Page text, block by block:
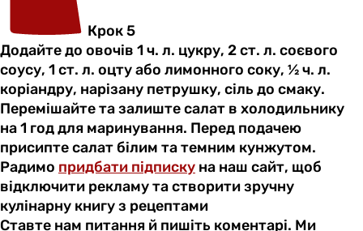
Крок 5
Додайте до овочів 1 ч. л. цукру, 2 ст. л. соєвого
соусу, 1 ст. л. оцту або лимонного соку, ½ ч. л.
коріандру, нарізану петрушку, сіль до смаку.
Перемішайте та залиште салат в холодильнику
на 1 год для маринування. Перед подачею
присипте салат білим та темним кунжутом.
Радимо придбати підписку на наш сайт, щоб
відключити рекламу та створити зручну
кулінарну книгу з рецептами
Ставте нам питання й пишіть коментарі. Ми